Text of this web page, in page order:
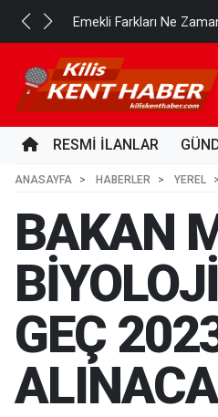
Emekli Farkları Ne
RESMİ İLANLAR
ANASAYFA HABERLER YEREL
BAKAN
GEÇ